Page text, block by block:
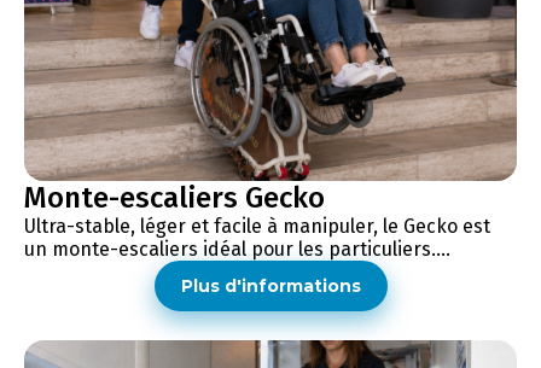
Monte-escaliers Gecko
Ultra-stable, léger et facile à manipuler, le Gecko est
un monte-escaliers idéal pour les particuliers....
Plus d'informations